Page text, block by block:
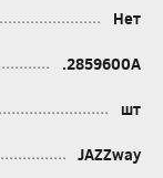
Нет
.2859600A
шт
JAZZway